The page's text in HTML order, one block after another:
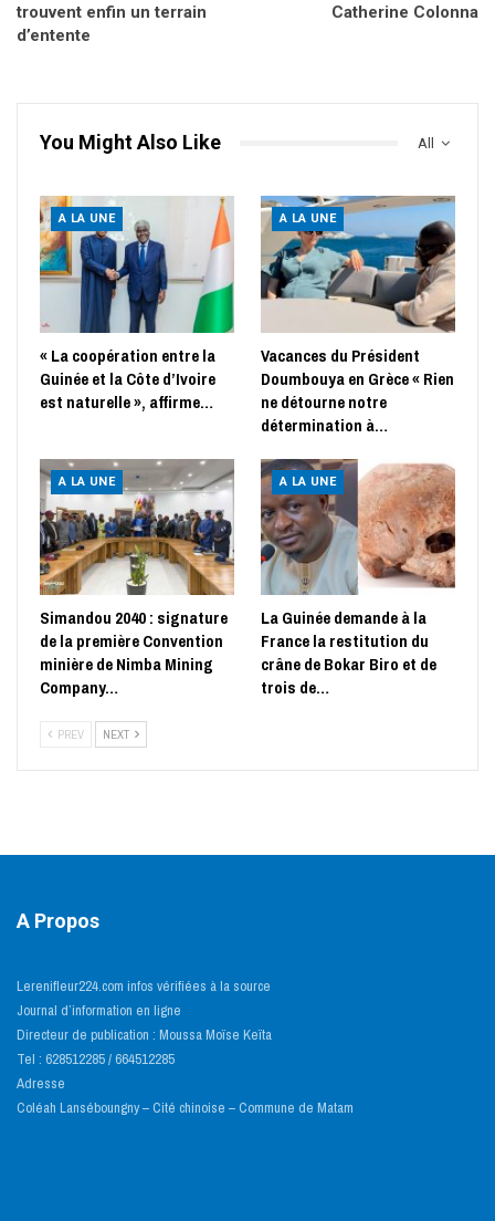
trouvent enfin un terrain
d’entente
Catherine Colonna
All
You Might Also Like
A LA UNE
« La coopération entre la
Guinée et la Côte d’Ivoire
est naturelle », affirme…
A LA UNE
Vacances du Président
Doumbouya en Grèce « Rien
ne détourne notre
détermination à…
A LA UNE
Simandou 2040 : signature
de la première Convention
minière de Nimba Mining
Company…
A LA UNE
La Guinée demande à la
France la restitution du
crâne de Bokar Biro et de
trois de…
PREV NEXT
A Propos
Lerenifleur224.com infos vérifiées à la source
Journal d’information en ligne
Directeur de publication : Moussa Moïse Keïta
Tel : 628512285 / 664512285
Adresse
Coléah Lanséboungny – Cité chinoise – Commune de Matam